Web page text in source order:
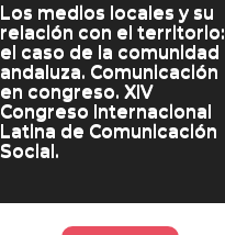
Los medios locales y su
relación con el territorio:
el caso de la comunidad
andaluza. Comunicación
en congreso. XIV
Congreso Internacional
Latina de Comunicación
Social.